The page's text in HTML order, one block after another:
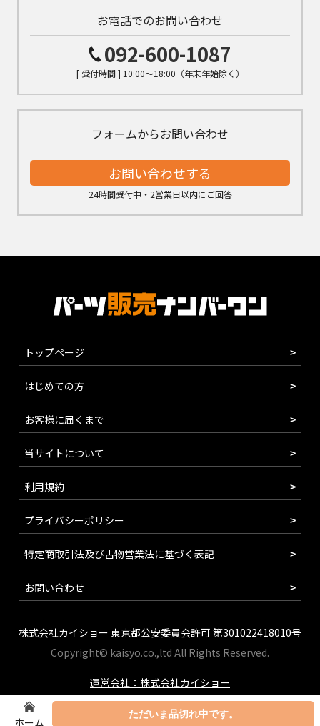
ホーム
ただいま品切れ中です。
お電話でのお問い合わせ
092-600-1087
[ 受付時間 ] 10:00～18:00（年末年始除く）
フォームからお問い合わせ
お問い合わせする
24時間受付中・2営業日以内にご回答
トップページ
はじめての方
お客様に届くまで
当サイトについて
利用規約
プライバシーポリシー
特定商取引法及び古物営業法に基づく表記
お問い合わせ
株式会社カイショー 東京都公安委員会許可 第301022418010号
Copyright© kaisyo.co.,ltd All Rights Reserved.
運営会社：株式会社カイショー